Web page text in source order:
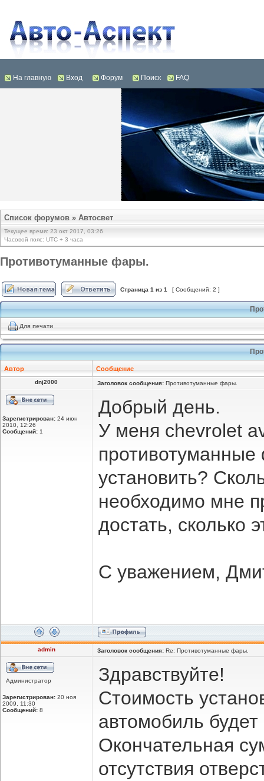
На главную Вход Форум Поиск FAQ
Список форумов » Автосвет
Текущее время: 23 окт 2017, 03:26
Часовой пояс: UTC + 3 часа
Противотуманные фары.
Страница 1 из 1 [ Сообщений: 2 ]
Для печати
Автор Сообщение
dnj2000 Заголовок сообщения: Противотуманные фары.
Зарегистрирован: 24 июн
2010, 12:26
Сообщений: 1
Добрый день.
У меня chevrolet
установить?
необходимо мне
достать, сколько
С уважением,
admin Заголовок сообщения: Re: Противотуманные фары.
Администратор
Зарегистрирован: 20 ноя
2009, 11:30
Сообщений: 8
Здравствуйте!
Стоимость
автомобиль
Окончательная
отсутствия